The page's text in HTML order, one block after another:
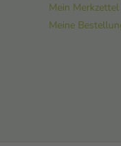
Mein Merkzettel
Meine